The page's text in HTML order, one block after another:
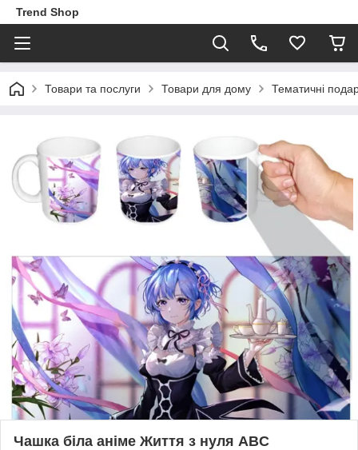
Trend Shop
Товари та послуги Товари для дому Тематичні
Чашка біла аніме Життя з нуля ABC